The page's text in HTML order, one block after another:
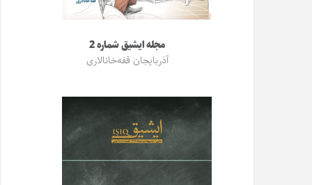
مجله ایشیق شماره 2
آذربایجان قفه‌خانالاری